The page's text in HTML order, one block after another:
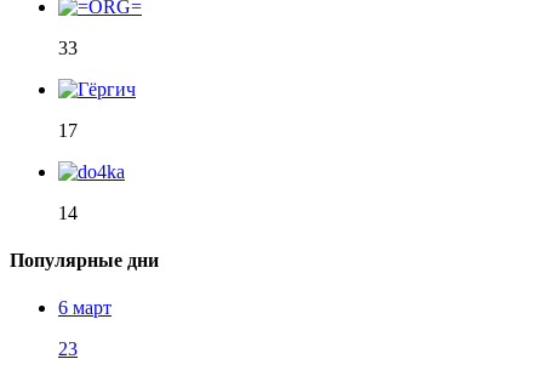
33
17
14
Популярные дни
6 март
23